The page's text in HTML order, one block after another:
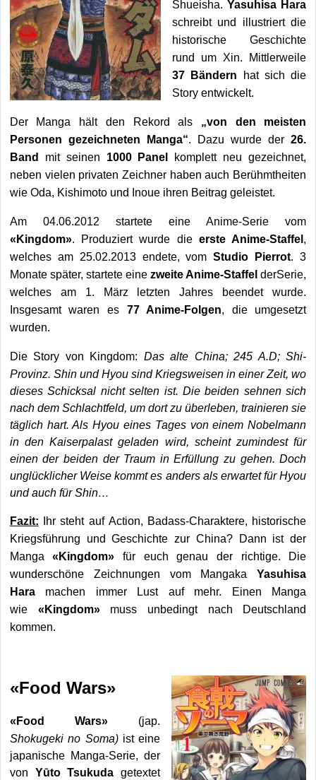
Shueisha. Yasuhisa Hara
schreibt und illustriert die
historische Geschichte
rund um Xin. Mittlerweile
37 Bändern hat sich die
Story entwickelt.
Der Manga hält den Rekord als „von den meisten
Personen gezeichneten Manga“. Dazu wurde der 26.
Band
mit seinen 1000 Panel
komplett neu gezeichnet,
neben vielen privaten Zeichner haben auch Berühmtheiten
wie Oda, Kishimoto und Inoue ihren Beitrag geleistet.
Am 04.06.2012 startete eine Anime-Serie vom
«Kingdom». Produziert wurde die erste Anime-Staffel ,
welches am 25.02.2013 endete, vom Studio Pierrot. 3
Monate später, startete einezweite Anime-Staffel derSerie,
welches am 1. März letzten Jahres beendet wurde.
Insgesamt waren es 77 Anime-Folgen, die umgesetzt
wurden.
Die Story von Kingdom: Das alte China; 245 A.D; Shi-
Provinz. Shin und Hyou sind Kriegsweisen in einer Zeit, wo
dieses Schicksal nicht selten ist. Die beiden sehnen sich
nach dem Schlachtfeld, um dort zu überleben, trainieren sie
täglich hart. Als Hyou eines Tages von einem Nobelmann
in den Kaiserpalast geladen wird, scheint zumindest für
einen der beiden der Traum in Erfüllung zu gehen. Doch
unglücklicher Weise kommt es anders als erwartet für Hyou
und auch für Shin…
Fazit: Ihr steht auf Action, Badass-Charaktere, historische
Kriegsführung und Geschichte zur China? Dann ist der
Manga«Kingdom» für euch genau der richtige. Die
wunderschöne Zeichnungen vom MangakaYasuhisa
Haramachen immer Lust auf mehr. Einen Manga
wie «Kingdom»muss unbedingt nach Deutschland
kommen.
«Food Wars»
«Food Wars» (jap.
Shokugeki no Soma) ist eine
japanische Manga-Serie, der
von Yūto Tsukuda getextet